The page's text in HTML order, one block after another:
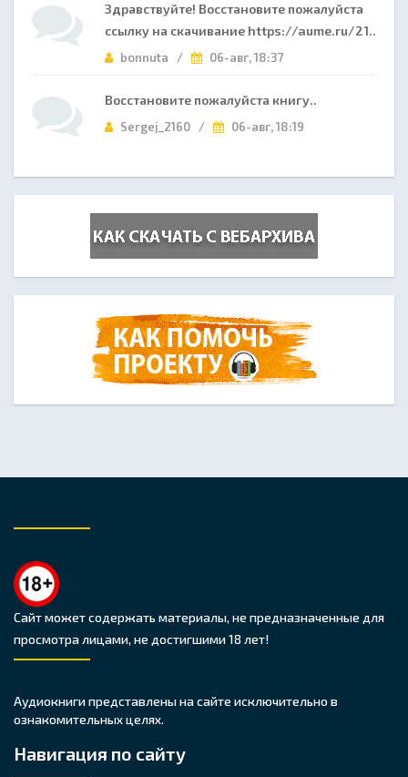
Здравствуйте! Восстановите пожалуйста
ссылку на скачивание https://aume.ru/21..
bonnuta / 06-авг, 18:37
Восстановите пожалуйста книгу..
Sergej_2160 / 06-авг, 18:19
Сайт может содержать материалы, не предназначенные для
просмотра лицами, не достигшими 18 лет!
Аудиокниги представлены на сайте исключительно в
ознакомительных целях.
Навигация по сайту